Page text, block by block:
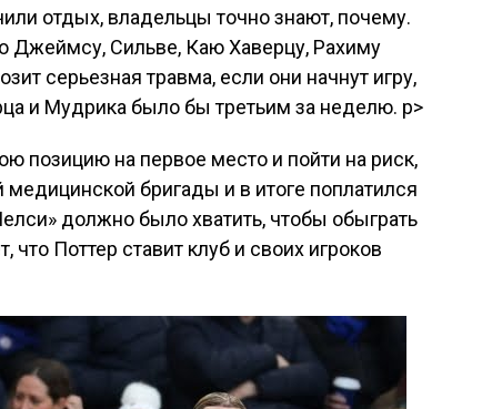
отдых, владельцы точно знают, почему.
Джеймсу, Сильве, Каю Хаверцу, Рахиму
серьезная травма, если они начнут игру,
и Мудрика было бы третьим за неделю. p>
позицию на первое место и пойти на риск,
бригады и в итоге поплатился
должно было хватить, чтобы обыграть
что Поттер ставит клуб и своих игроков